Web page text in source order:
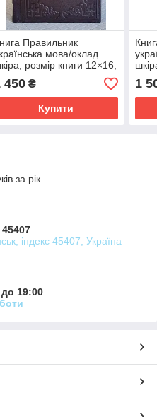
Правильник
мова/оклад
розмір книги 12×16,
тиснення по
шрифт
450₴
Купити
1
за рік
індекс 45407, Україна
19:00